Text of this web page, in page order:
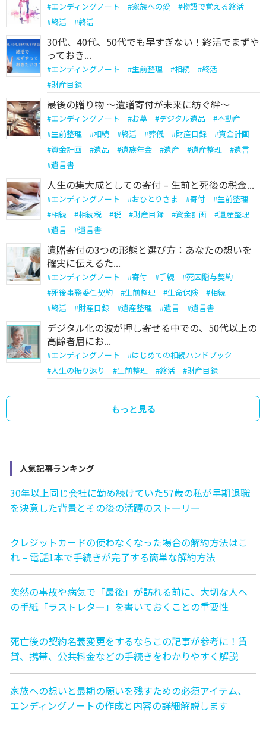
#エンディングノート #家族への愛 #物語で覚える終活
#終活 #終活
30代、40代、50代でも早すぎない！終活でまずや
っておき...
#エンディングノート #生前整理 #相続 #終活
#財産目録
最後の贈り物 〜遺贈寄付が未来に紡ぐ絆〜
#エンディングノート #お墓 #デジタル遺品 #不動産
#生前整理 #相続 #終活 #葬儀 #財産目録 #資金計画
#資金計画 #遺品 #遺族年金 #遺産 #遺産整理 #遺言
#遺言書
人生の集大成としての寄付 – 生前と死後の税金...
#エンディングノート #おひとりさま #寄付 #生前整理
#相続 #相続税 #税 #財産目録 #資金計画 #遺産整理
#遺言 #遺言書
遺贈寄付の3つの形態と選び方：あなたの想いを
確実に伝えるた...
#エンディングノート #寄付 #手続 #死因贈与契約
#死後事務委任契約 #生前整理 #生命保険 #相続
#終活 #財産目録 #遺産整理 #遺言 #遺言書
デジタル化の波が押し寄せる中での、50代以上の
高齢者層にお...
#エンディングノート #はじめての相続ハンドブック
#人生の振り返り #生前整理 #終活 #財産目録
もっと見る
人気記事ランキング
30年以上同じ会社に勤め続けていた57歳の私が早期退職
を決意した背景とその後の活躍のストーリー
クレジットカードの使わなくなった場合の解約方法はこ
れ – 電話1本で手続きが完了する簡単な解約方法
突然の事故や病気で「最後」が訪れる前に、大切な人へ
の手紙「ラストレター」を書いておくことの重要性
死亡後の契約名義変更をするならこの記事が参考に！賃
貸、携帯、公共料金などの手続きをわかりやすく解説
家族への想いと最期の願いを残すための必須アイテム、
エンディングノートの作成と内容の詳細解説します